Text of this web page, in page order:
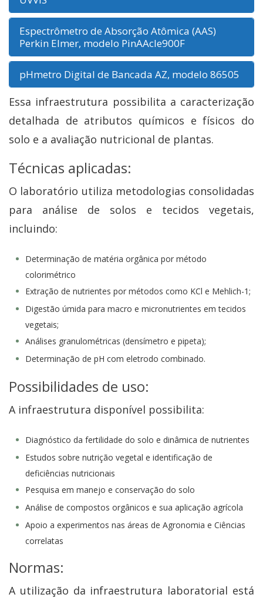
Espectrômetro de Absorção Atômica (AAS)
Perkin Elmer, modelo PinAAcle900F
pHmetro Digital de Bancada AZ, modelo 86505
Essa infraestrutura possibilita a caracterização
detalhada de atributos químicos e físicos do
solo e a avaliação nutricional de plantas.
Técnicas aplicadas:
O laboratório utiliza metodologias consolidadas
para análise de solos e tecidos vegetais,
incluindo:
Determinação de matéria orgânica por método
colorimétrico
Extração de nutrientes por métodos como KCl e Mehlich-1;
Digestão úmida para macro e micronutrientes em tecidos
vegetais;
Análises granulométricas (densímetro e pipeta);
Determinação de pH com eletrodo combinado.
Possibilidades de uso:
A infraestrutura disponível possibilita:
Diagnóstico da fertilidade do solo e dinâmica de nutrientes
Estudos sobre nutrição vegetal e identificação de
deficiências nutricionais
Pesquisa em manejo e conservação do solo
Análise de compostos orgânicos e sua aplicação agrícola
Apoio a experimentos nas áreas de Agronomia e Ciências
correlatas
Normas:
A utilização da infraestrutura laboratorial está